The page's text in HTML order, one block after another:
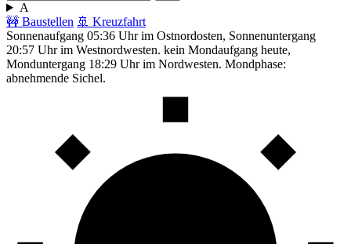
A
🚧 Baustellen 🚢 Kreuzfahrt
Sonnenaufgang 05:36 Uhr im Ostnordosten, Sonnenuntergang
20:57 Uhr im Westnordwesten. kein Mondaufgang heute,
Monduntergang 18:29 Uhr im Nordwesten. Mondphase:
abnehmende Sichel.